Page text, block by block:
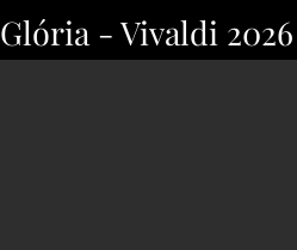
Glória - Vivaldi 2026